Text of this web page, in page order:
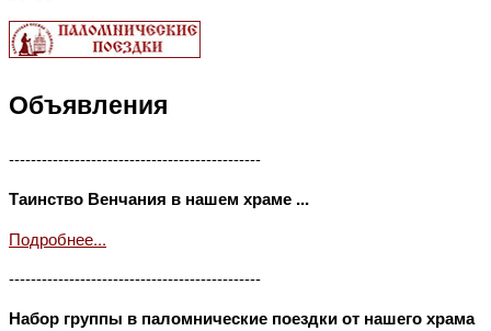
Объявления
----------------------------------------------
Таинство Венчания в нашем храме ...
Подробнее...
----------------------------------------------
Набор группы в паломнические поездки от нашего храма